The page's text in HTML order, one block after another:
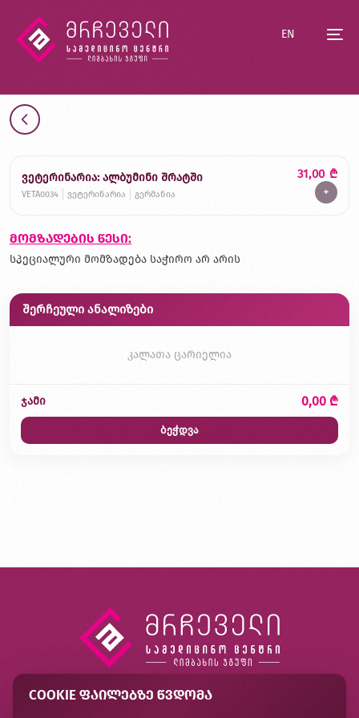
EN
ვეტერინარია: ალბუმინი შრატში
VETA0034 ვეტერინარია გერმანია
31,00 ₾
+
მომზადების წესი:
სპეციალური მომზადება საჭირო არ არის
შერჩეული ანალიზები
კალათა ცარიელია
ჯამი 0,00 ₾
ბეჭდვა
COOKIE ᲤᲐᲘᲚᲔᲑᲖᲔ ᲬᲕᲓᲝᲛᲐ